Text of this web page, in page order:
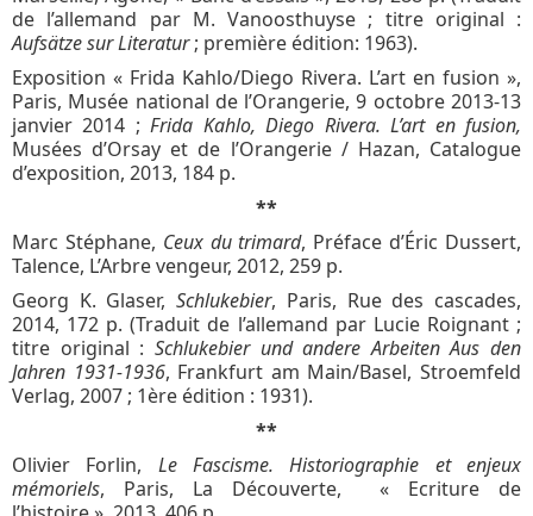
de l’allemand par M. Vanoosthuyse ; titre original :
Aufsätze sur Literatur; première édition: 1963).
Exposition « Frida Kahlo/Diego Rivera. L’art en fusion »,
Paris, Musée national de l’Orangerie, 9 octobre 2013-13
janvier 2014 ;Frida Kahlo, Diego Rivera. L’art en fusion,
Musées d’Orsay et de l’Orangerie / Hazan, Catalogue
d’exposition, 2013, 184 p.
**
Marc Stéphane, Ceux du trimard, Préface d’Éric Dussert,
Talence, L’Arbre vengeur, 2012, 259 p.
Georg K. Glaser,Schlukebier, Paris, Rue des cascades,
2014, 172 p. (Traduit de l’allemand par Lucie Roignant ;
titre original : Schlukebier und andere Arbeiten Aus den
Jahren 1931-1936, Frankfurt am Main/Basel, Stroemfeld
Verlag, 2007 ; 1ère édition : 1931).
**
Olivier Forlin, Le Fascisme. Historiographie et enjeux
mémoriels, Paris, La Découverte, « Ecriture de